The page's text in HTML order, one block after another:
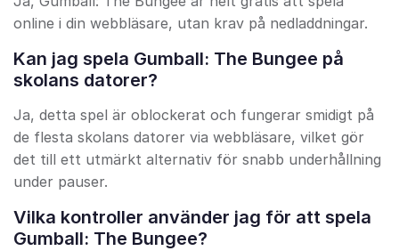
online i din webbläsare, utan krav på nedladdningar.
Kan jag spela Gumball: The Bungee på
skolans datorer?
Ja, detta spel är oblockerat och fungerar smidigt på
de flesta skolans datorer via webbläsare, vilket gör
det till ett utmärkt alternativ för snabb underhållning
under pauser.
Vilka kontroller använder jag för att spela
Gumball: The Bungee?